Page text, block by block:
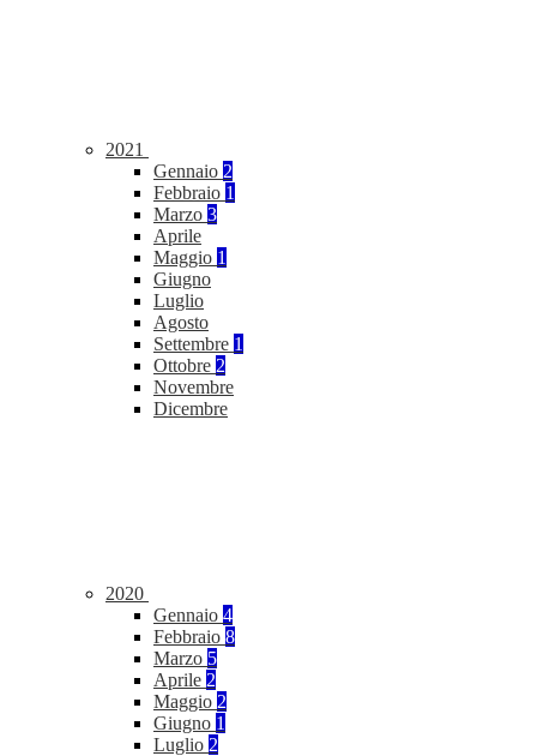
2021
Gennaio 2
Febbraio 1
Marzo 3
Aprile
Maggio 1
Giugno
Luglio
Agosto
Settembre 1
Ottobre 2
Novembre
Dicembre
2020
Gennaio 4
Febbraio 8
Marzo 5
Aprile 2
Maggio 2
Giugno 1
Luglio 2